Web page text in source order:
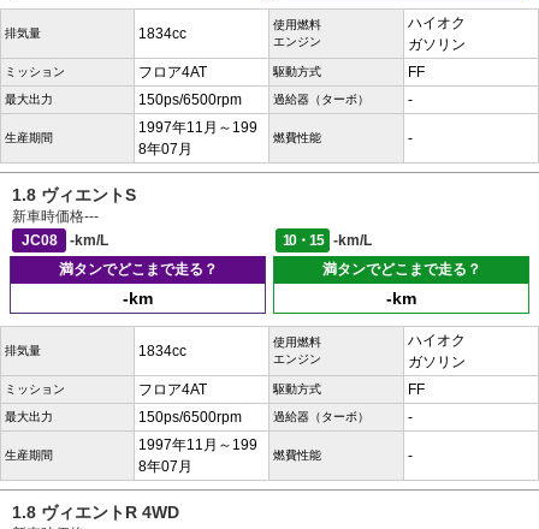
排気量 1834cc
使用燃料
エンジン
ハイオク
ガソリン
ミッション フロア4AT 駆動方式 FF
最大出力 150ps/6500rpm 過給器（ターボ） -
生産期間
1997年11月～199
8年07月
燃費性能 -
1.8 ヴィエントS
新車時価格---
JC08
-km/L 10・15
-km/L
満タンでどこまで走る？
-km
満タンでどこまで走る？
-km
排気量 1834cc
使用燃料
エンジン
ハイオク
ガソリン
ミッション フロア4AT 駆動方式 FF
最大出力 150ps/6500rpm 過給器（ターボ） -
生産期間
1997年11月～199
8年07月
燃費性能 -
1.8 ヴィエントR 4WD